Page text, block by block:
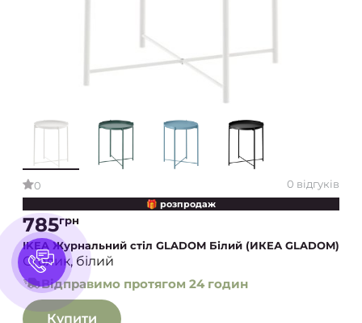
0 0 відгуків
🎁 розпродаж
785грн
IKEA Журнальний стіл GLADOM Білий (ИКЕА GLADOM)
Столик, білий
Відправимо протягом 24 годин
Купити